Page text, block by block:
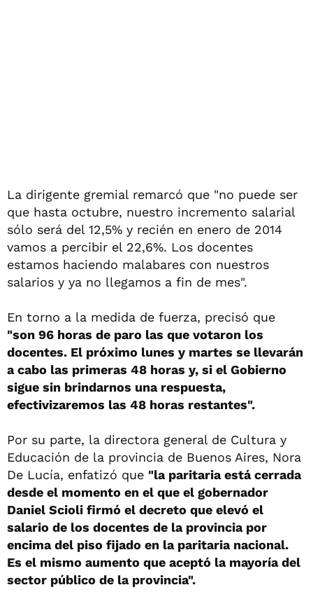
La dirigente gremial remarcó que "no puede ser
que hasta octubre, nuestro incremento salarial
sólo será del 12,5% y recién en enero de 2014
vamos a percibir el 22,6%. Los docentes
estamos haciendo malabares con nuestros
salarios y ya no llegamos a fin de mes".
En torno a la medida de fuerza, precisó que
"son 96 horas de paro las que votaron los
docentes. El próximo lunes y martes se llevarán
a cabo las primeras 48 horas y, si el Gobierno
sigue sin brindarnos una respuesta,
efectivizaremos las 48 horas restantes".
Por su parte, la directora general de Cultura y
Educación de la provincia de Buenos Aires, Nora
De Lucía, enfatizó que "la paritaria está cerrada
desde el momento en el que el gobernador
Daniel Scioli firmó el decreto que elevó el
salario de los docentes de la provincia por
encima del piso fijado en la paritaria nacional.
Es el mismo aumento que aceptó la mayoría del
sector público de la provincia".